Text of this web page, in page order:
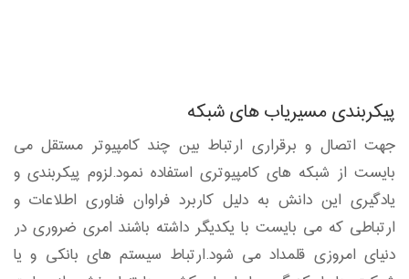
پیکربندی مسیریاب های شبکه
جهت اتصال و برقراری ارتباط بین چند کامپیوتر مستقل می
بایست از شبکه های کامپیوتری استفاده نمود.لزوم پیکربندی و
یادگیری این دانش به دلیل کاربرد فراوان فناوری اطلاعات و
ارتباطی که می بایست با یکدیگر داشته باشند امری ضروری در
دنیای امروزی قلمداد می شود.ارتباط سیستم های بانکی و یا